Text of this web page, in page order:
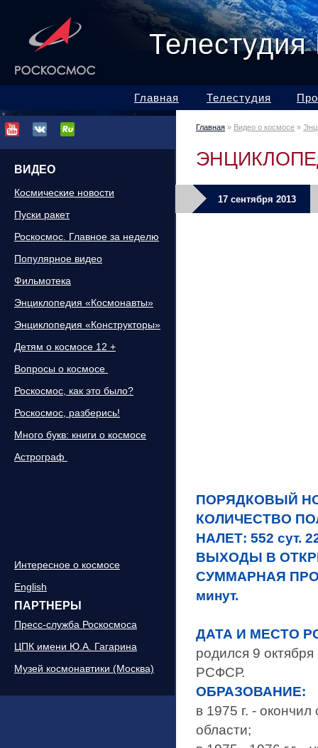
Главная Телестудия
ВИДЕО
Космические новости
Пуски ракет
Роскосмос. Главное за неделю
Популярное видео
Фильмотека
Энциклопедия «Космонавты»
Энциклопедия «Конструкторы»
Детям о космосе 12 +
Вопросы о космосе
Роскосмос, как это было?
Роскосмос, разберись!
Много букв: книги о космосе
Астрограф
Интересное о космосе
English
ПАРТНЕРЫ
Пресс-служба Роскосмоса
ЦПК имени Ю.А. Гагарина
Музей космонавтики (Москва)
Главная » Видео о космосе »
17 сентября 2013
КОЛИЧЕСТВО
НАЛЕТ: 552 сут.
ВЫХОДЫ В
СУММАРНАЯ
минут.
ДАТА И МЕСТО
родился 9
РСФСР.
ОБРАЗОВАНИЕ:
в 1975 г. -
области;